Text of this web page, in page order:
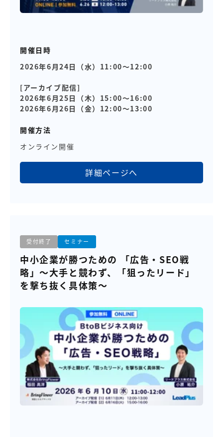
開催日時
2026年6月24日（水）11:00～12:00
[アーカイブ配信]
2026年6月25日（木）15:00～16:00
2026年6月26日（金）12:00～13:00
開催方法
オンライン開催
詳細ページへ
受付終了 セミナー
中小企業が勝つための 「広告・SEO戦
略」～大手と競わず、「狙ったリード」
を撃ち抜く具体策～